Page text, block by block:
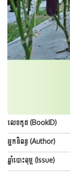
លេខកូដ (BookID)
អ្នកនិពន្ធ (Author)
ឆ្នាំបោះពុម្ព (Issue)